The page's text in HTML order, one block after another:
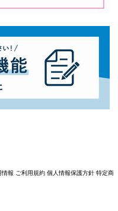
情報 ご利用規約 個人情報保護方針 特定商